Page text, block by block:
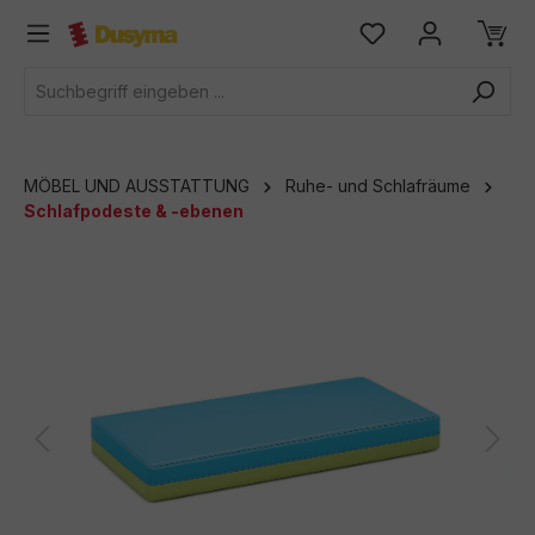
springen
MÖBEL UND AUSSTATTUNG
Ruhe- und Schlafräume
Schlafpodeste & -ebenen